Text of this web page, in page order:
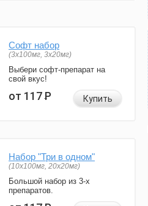
Софт набор
(3x100мг, 3x20мг)
Выбери софт-препарат на
свой вкус!
от 117Р Купить
Набор "Три в одном"
(10x100мг, 20x20мг)
Большой набор из 3-х
препаратов.